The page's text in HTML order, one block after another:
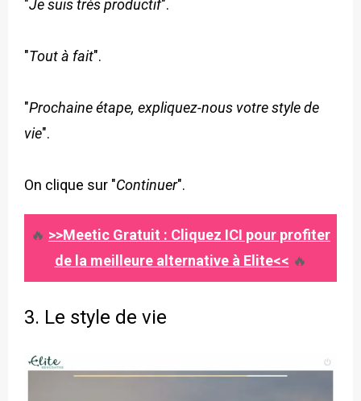
"Je suis très productif".
"Tout à fait".
"Prochaine étape, expliquez-nous votre style de
vie".
On clique sur "Continuer".
🔥 >>Meetic Gratuit : Cliquez ICI pour profiter
de la meilleure alternative à Elite<< 🔥
3. Le style de vie